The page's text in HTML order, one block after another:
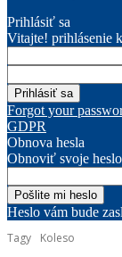
Prihlásiť sa
Vitajte! prihlásenie
Forgot your
GDPR
Obnova hesla
Obnoviť svoje heslo
Heslo vám bude
Tagy
Koleso